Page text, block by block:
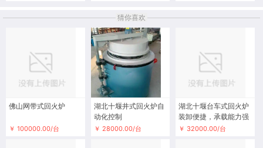
猜你喜欢
佛山网带式回火炉
￥ 100000.00/台
湖北十堰井式回火炉自
动化控制
￥ 28000.00/台
湖北十堰台车式回火炉
装卸便捷，承载能力强
￥ 32000.00/台